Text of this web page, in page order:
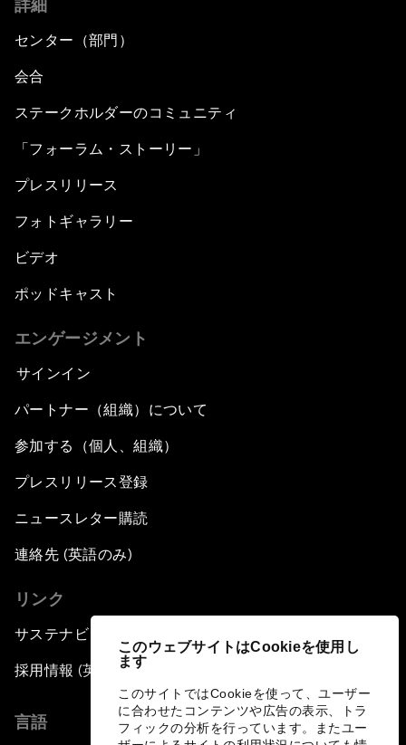
このウェブサイトはCookieを使用し
ます
このサイトではCookieを使って、ユーザー
に合わせたコンテンツや広告の表示、トラ
フィックの分析を行っています。またユー
詳細
センター（部門）
会合
ステークホルダーのコミュニティ
「フォーラム・ストーリー」
プレスリリース
フォトギャラリー
ビデオ
ポッドキャスト
エンゲージメント
サインイン
パートナー（組織）について
参加する（個人、組織）
プレスリリース登録
ニュースレター購読
連絡先 (英語のみ)
リンク
サステナビリティへの取り組み
採用情報 (英語のみ)
言語